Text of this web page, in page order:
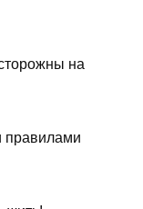
на
правилами